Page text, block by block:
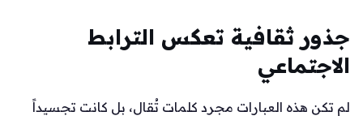
جذور ثقافية تعكس الترابط
الاجتماعي
لم تكن هذه العبارات مجرد كلمات تُقال، بل كانت تجسيداً